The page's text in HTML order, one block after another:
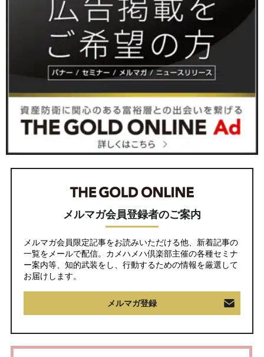
メルマガ会員登録者のご案内
メルマガ会員限定記事をお読みいただける他、新着記事の
一覧をメールで配信。カメハメハ倶楽部主催の各種セミナ
ー案内等、知的武装をし、行動するための情報を厳選して
お届けします。
メルマガ登録